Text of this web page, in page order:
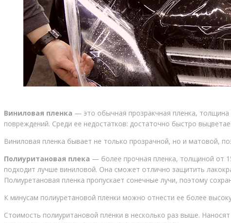
Виниловая пленка — это обычная прозракчная пленка,
повреждений. Среди ее недостатков: достаточно быстро
Виниловая пленка бывает не только прозрачной, но и матовой,
Полиуритановая плека — более прочная пленка, толщиной от
подходит лучше виниловой. Она сможет отлично защитить
Полиуретановая пленка пропускает сонечные лучи, поэтому
К минусам полиуретановой пленки можно отнести ее более
Стоимость полиуритановой плёнки в несколько раз выше.